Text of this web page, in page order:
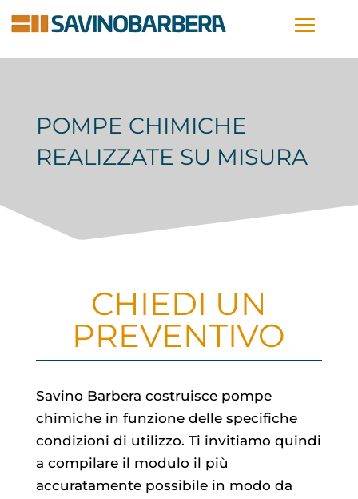
POMPE CHIMICHE
REALIZZATE SU MISURA
CHIEDI UN
PREVENTIVO
Savino Barbera costruisce pompe
chimiche in funzione delle specifiche
condizioni di utilizzo. Ti invitiamo quindi
a compilare il modulo il più
accuratamente possibile in modo da